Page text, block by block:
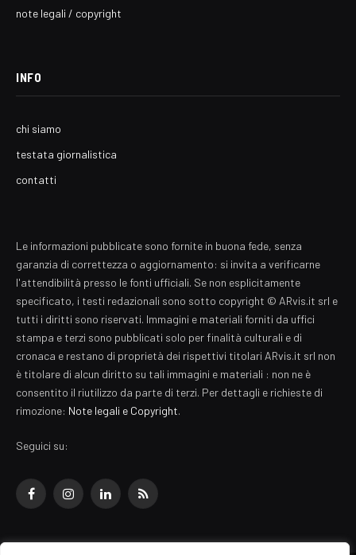
note legali / copyright
INFO
chi siamo
testata giornalistica
contatti
Le informazioni pubblicate sono fornite in buona fede, senza
garanzia di correttezza o aggiornamento: si invita a verificarne
l'attendibilità presso le fonti ufficiali. Se non esplicitamente
specificato, i testi redazionali sono sotto copyright © ARvis.it srl e
tutti i diritti sono riservati. Immagini e materiali forniti da uffici
stampa e terzi sono pubblicati solo per finalità culturali e di
cronaca e restano di proprietà dei rispettivi titolari ARvis.it srl non
è titolare di alcun diritto su tali immagini e materiali : non ne è
consentito il riutilizzo da parte di terzi. Per dettagli e richieste di
rimozione: Note legali e Copyright.
Seguici su:
FacebookInstagramLinkedInRSS